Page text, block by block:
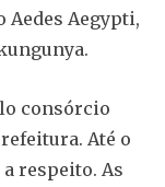
Aegypti,
consórcio
Até o
respeito. As